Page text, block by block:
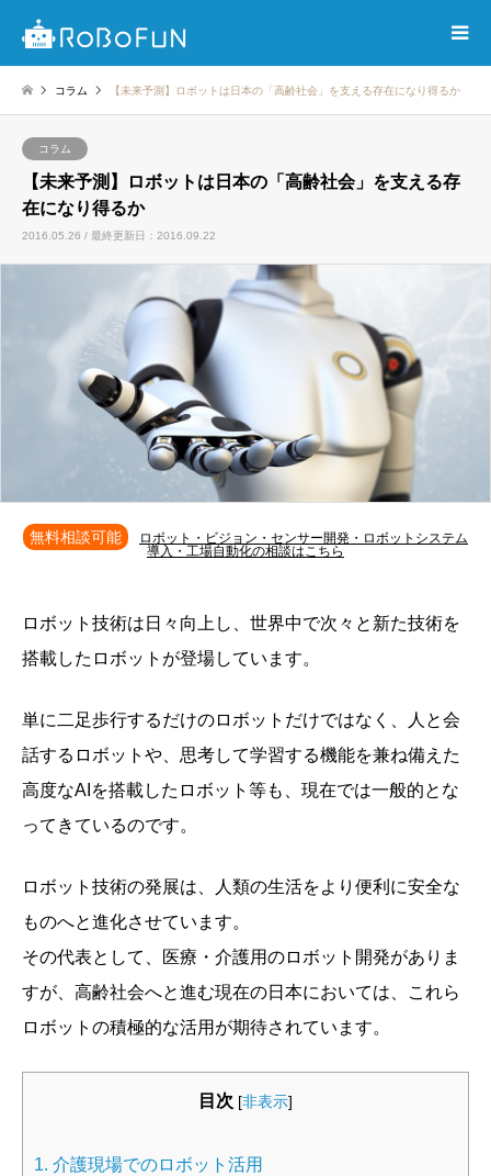
コラム 【未来予測】ロボットは日本の「高齢社会」を支える存在になり得るか
コラム
【未来予測】ロボットは日本の「高齢社会」を支える存
在になり得るか
2016.05.26 / 最終更新日：2016.09.22
無料相談可能
ロボット・ビジョン・センサー開発・ロボットシステム
導入・工場自動化の相談はこちら
ロボット技術は日々向上し、世界中で次々と新た技術を
搭載したロボットが登場しています。
単に二足歩行するだけのロボットだけではなく、人と会
話するロボットや、思考して学習する機能を兼ね備えた
高度なAIを搭載したロボット等も、現在では一般的とな
ってきているのです。
ロボット技術の発展は、人類の生活をより便利に安全な
ものへと進化させています。
その代表として、医療・介護用のロボット開発がありま
すが、高齢社会へと進む現在の日本においては、これら
ロボットの積極的な活用が期待されています。
目次 [非表示]
1. 介護現場でのロボット活用